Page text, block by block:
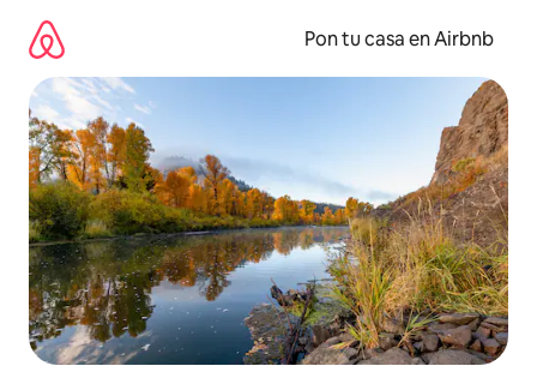
contenido
Pon tu casa en Airbnb